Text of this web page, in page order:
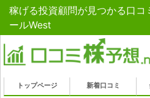
稼げる投資顧問が見つかる口
ールWest
トップページ 新着口コミ